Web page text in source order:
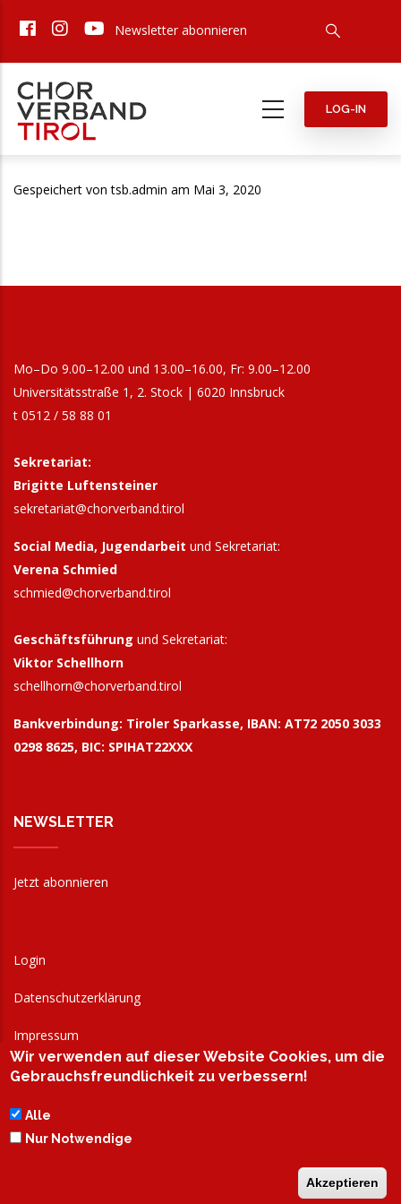
zum
Newsletter abonnieren
LOG-IN
Gespeichert vontsb.admin am Mai 3, 2020
Mo–Do 9.00–12.00 und 13.00–16.00, Fr: 9.00–12.00
Universitätsstraße 1, 2. Stock | 6020 Innsbruck
t 0512 / 58 88 01
Sekretariat:
Brigitte Luftensteiner
sekretariat@chorverband.tirol
Social Media, Jugendarbeit und Sekretariat:
Verena Schmied
schmied@chorverband.tirol
Geschäftsführung und Sekretariat:
Viktor Schellhorn
schellhorn@chorverband.tirol
Bankverbindung: Tiroler Sparkasse, IBAN: AT72 2050 3033
0298 8625, BIC: SPIHAT22XXX
NEWSLETTER
Jetzt abonnieren
Login
Datenschutzerklärung
Impressum
AGB
Wir verwenden auf dieser Website Cookies, um die
Gebrauchsfreundlichkeit zu verbessern!
Alle
Nur Notwendige
Akzeptieren